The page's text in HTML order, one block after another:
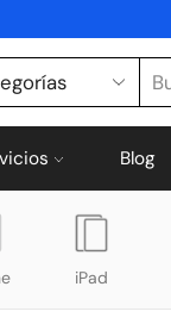
Blog
iPad